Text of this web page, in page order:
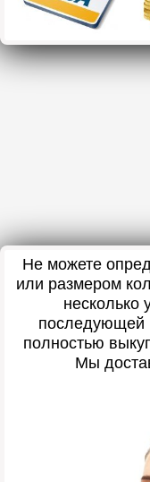
Не можете
или размером
несколько
последующей
полностью
Мы